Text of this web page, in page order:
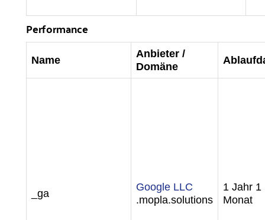
Performance
Name
Anbieter /
Domäne
_ga
Google LLC
.mopla.solutions
1 Jahr 1
Monat